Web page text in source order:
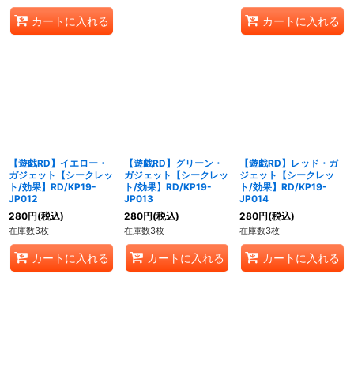
カートに入れる カートに入れる
【遊戯RD】イエロー・
ガジェット【シークレッ
ト/効果】RD/KP19-
JP012
280円(税込)
在庫数3枚
カートに入れる
【遊戯RD】グリーン・
ガジェット【シークレッ
ト/効果】RD/KP19-
JP013
280円(税込)
在庫数3枚
カートに入れる
【遊戯RD】レッド・ガ
ジェット【シークレッ
ト/効果】RD/KP19-
JP014
280円(税込)
在庫数3枚
カートに入れる